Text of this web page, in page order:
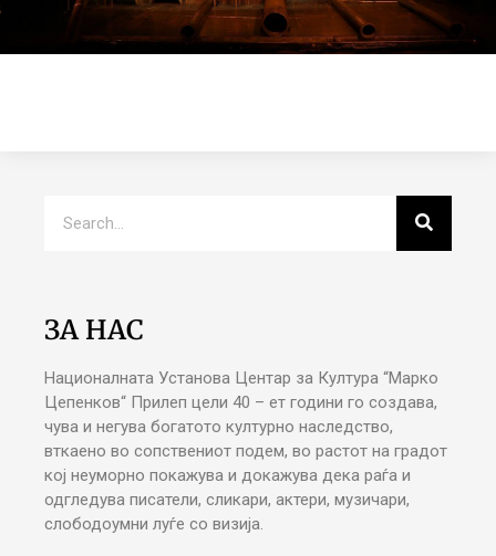
ЗА НАС
Националната Установа Центар за Култура “Марко
Цепенков“ Прилеп цели 40 – ет години го создава,
чува и негува богатото културно наследство,
вткаено во сопствениот подем, во растот на градот
кој неуморно покажува и докажува дека раѓа и
одгледува писатели, сликари, актери, музичари,
слободоумни луѓе со визија.